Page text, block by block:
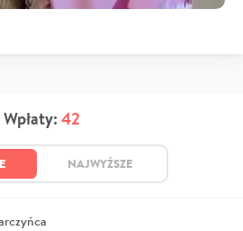
Wpłaty: 42
NAJWYŻSZE